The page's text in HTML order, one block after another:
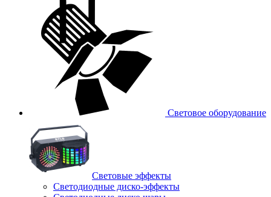
Световое оборудование
Световые эффекты
Светодиодные диско-эффекты